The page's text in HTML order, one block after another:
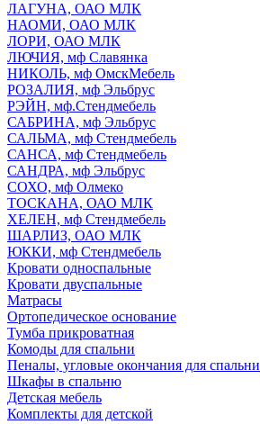
ЛАГУНА, ОАО МЛК
НАОМИ, ОАО МЛК
ЛОРИ, ОАО МЛК
ЛЮЧИЯ, мф Славянка
НИКОЛЬ, мф ОмскМебель
РОЗАЛИЯ, мф Эльбрус
РЭЙН, мф.Стендмебель
САБРИНА, мф Эльбрус
САЛЬМА, мф Стендмебель
САНСА, мф Стендмебель
САНДРА, мф Эльбрус
СОХО, мф Олмеко
ТОСКАНА, ОАО МЛК
ХЕЛЕН, мф Стендмебель
ШАРЛИЗ, ОАО МЛК
ЮККИ, мф Стендмебель
Кровати односпальные
Кровати двуспальные
Матрасы
Ортопедическое основание
Тумба прикроватная
Комоды для спальни
Пеналы, угловые окончания для спальни
Шкафы в спальню
Детская мебель
Комплекты для детской